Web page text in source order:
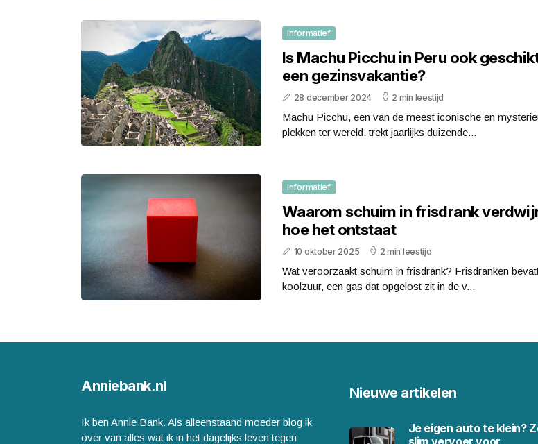
Informatief
Is Machu Picchu in Peru ook
een gezinsvakantie?
28 december 2024 2 min leestijd
Machu Picchu, een van de meest iconische en
plekken ter wereld, trekt jaarlijks duizende...
Informatief
Waarom schuim in frisdrank
hoe het ontstaat
10 oktober 2025 2 min leestijd
Wat veroorzaakt schuim in frisdrank? Frisdranken
koolzuur, een gas dat opgelost zit in de v...
Anniebank.nl
Ik ben Annie Bank. Als alleenstaand moeder blog ik
over van alles wat ik in het dagelijks leven tegen
Nieuwe artikelen
Je eigen auto te klein?
slim vervoer voor